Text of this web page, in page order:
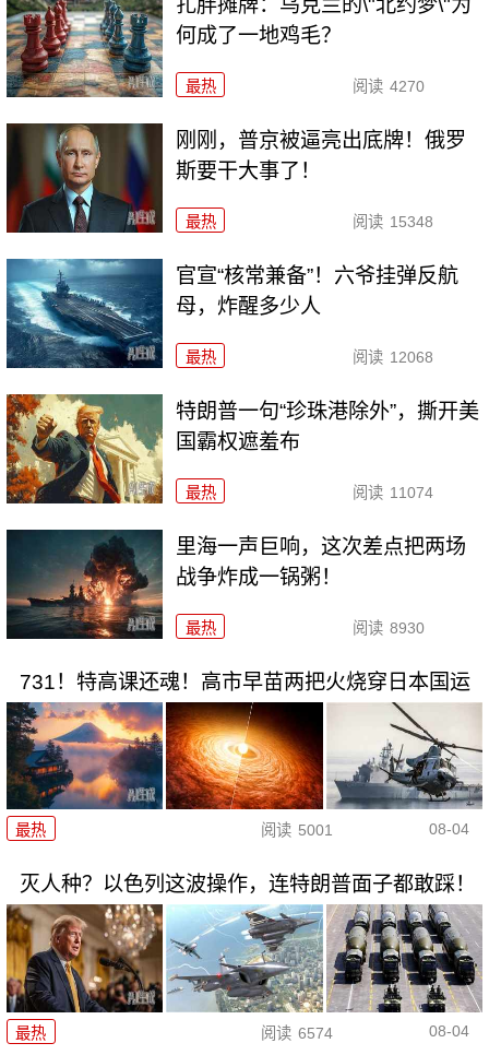
扎胖摊牌：乌克兰的\"北约梦\"为
何成了一地鸡毛？
最热 阅读 4270
刚刚，普京被逼亮出底牌！俄罗
斯要干大事了！
最热 阅读 15348
官宣“核常兼备”！六爷挂弹反航
母，炸醒多少人
最热 阅读 12068
特朗普一句“珍珠港除外”，撕开美
国霸权遮羞布
最热 阅读 11074
里海一声巨响，这次差点把两场
战争炸成一锅粥！
最热 阅读 8930
731！特高课还魂！高市早苗两把火烧穿日本国运
最热 阅读 5001 08-04
灭人种？以色列这波操作，连特朗普面子都敢踩！
最热 阅读 6574 08-04